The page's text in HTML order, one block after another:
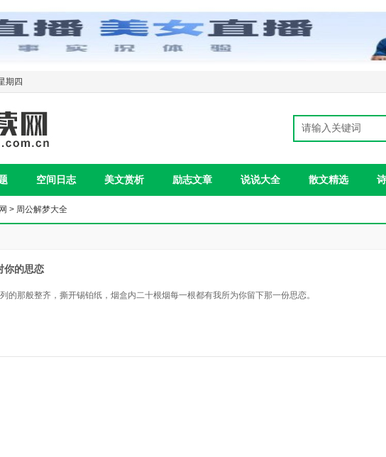
期四
空间日志 美文赏析 励志文章 说说大全 散文精选
> 周公解梦大全
你的思恋
的那般整齐，撕开锡铂纸，烟盒内二十根烟每一根都有我所为你留下那一份思恋。